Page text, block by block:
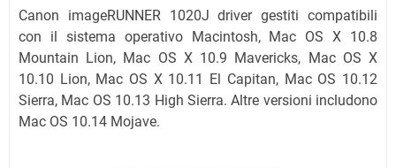
Canon imageRUNNER 1020J driver gestiti compatibili
con il sistema operativo Macintosh, Mac OS X 10.8
Mountain Lion, Mac OS X 10.9 Mavericks, Mac OS X
10.10 Lion, Mac OS X 10.11 El Capitan, Mac OS 10.12
Sierra, Mac OS 10.13 High Sierra. Altre versioni includono
Mac OS 10.14 Mojave.